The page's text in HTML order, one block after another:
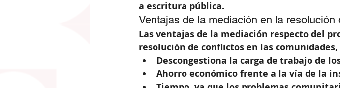
a escritura pública.
Ventajas de la mediación en la
Las ventajas de la mediación respecto del
resolución de conflictos en las
Descongestiona la carga de trabajo de
Ahorro económico frente a la vía de la